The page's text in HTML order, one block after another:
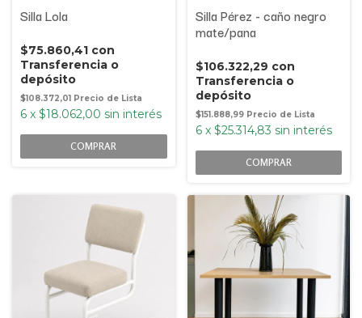
Silla Lola
$108.372,01
$75.860,41 con
Transferencia o
depósito
6 x $18.062,00 sin interés
COMPRAR
Silla Pérez - caño negro
mate/pana
$151.888,99
$106.322,29 con
Transferencia o
depósito
6 x $25.314,83 sin interés
COMPRAR